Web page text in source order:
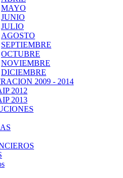
MAYO
JUNIO
JULIO
AGOSTO
SEPTIEMBRE
OCTUBRE
NOVIEMBRE
DICIEMBRE
2009 - 2014
2012
2013